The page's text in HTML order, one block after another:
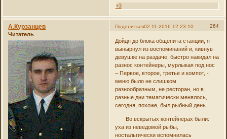
+3
Поделиться 264
02-11-2016 12:23:10
А.Курзанцев
Читатель
Дойдя до блока общепита станции, я
вынырнул из воспоминаний и, кивнув
девушке на раздаче, быстро накидал на
разнос контейнеры, мурлыкая под нос
– Первое, второе, третье и компот, -
меню было не слишком
разнообразным, не ресторан, но в
разные дни тематически менялось,
сегодня, похоже, был рыбный день.
Во вскрытых контейнерах были:
уха из неведомой рыбы,
ностальгически вспомнилась